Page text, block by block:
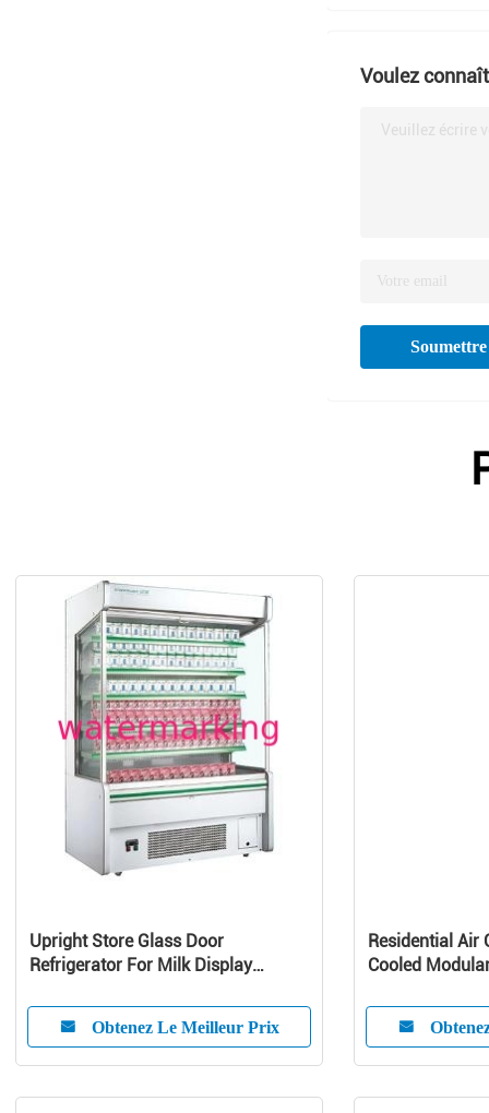
Voulez
Veuillez écrire
Soumettre
Upright Store Glass Door
Refrigerator For Milk Display
Obtenez Le Meilleur Prix
Residential Air
Cooled